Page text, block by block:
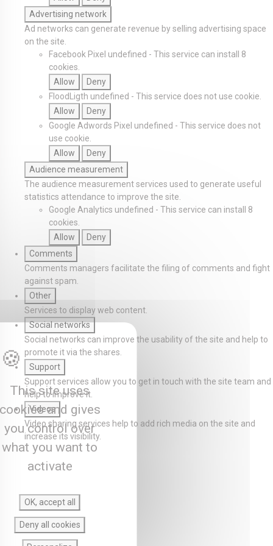
Advertising network
Ad networks can generate revenue by selling advertising space
on the site.
Facebook Pixel undefined - This service can install 8
cookies.
Allow
Deny
FloodLigth undefined - This service does not use cookie.
Allow
Deny
Google Adwords Pixel undefined - This service does not
use cookie.
Allow
Deny
Audience measurement
The audience measurement services used to generate useful
statistics attendance to improve the site.
Google Analytics undefined - This service can install 8
cookies.
Allow
Deny
Comments
Comments managers facilitate the filing of comments and fight
against spam.
Other
Services to display web content.
Social networks
Social networks can improve the usability of the site and help to
promote it via the shares.
Support
Support services allow you to get in touch with the site team and
help to improve it.
Videos
Video sharing services help to add rich media on the site and
increase its visibility.
This site uses
and gives
you control over
what you want to
activate
OK, accept all
Deny all cookies